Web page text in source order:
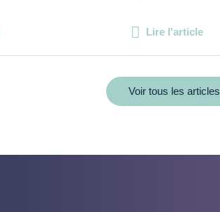
Lire l'article
Voir tous les articles